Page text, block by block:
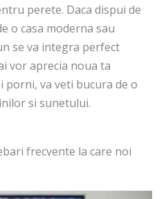
perete. Daca dispui de
o casa moderna sau
se va integra perfect
vor aprecia noua ta
porni, va veti bucura de o
si sunetului.
frecvente la care noi